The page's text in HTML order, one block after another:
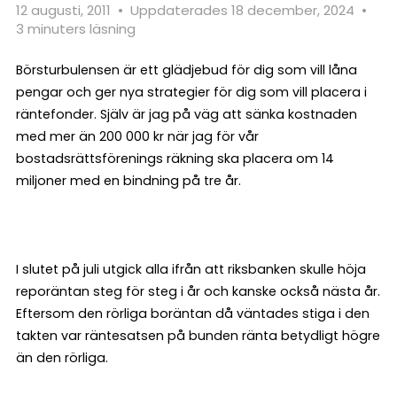
12 augusti, 2011 • Uppdaterades 18 december, 2024 •
3 minuters läsning
Börsturbulensen är ett glädjebud för dig som vill låna
pengar och ger nya strategier för dig som vill placera i
räntefonder. Själv är jag på väg att sänka kostnaden
med mer än 200 000 kr när jag för vår
bostadsrättsförenings räkning ska placera om 14
miljoner med en bindning på tre år.
I slutet på juli utgick alla ifrån att riksbanken skulle höja
reporäntan steg för steg i år och kanske också nästa år.
Eftersom den rörliga boräntan då väntades stiga i den
takten var räntesatsen på bunden ränta betydligt högre
än den rörliga.